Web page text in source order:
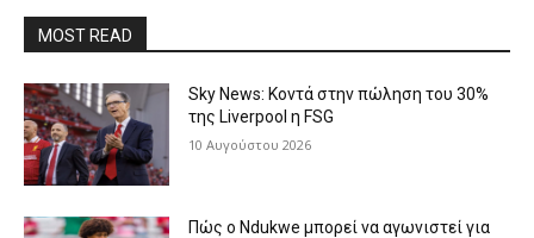
MOST READ
Sky News: Κοντά στην πώληση του 30%
της Liverpool η FSG
10 Αυγούστου 2026
Πώς ο Ndukwe μπορεί να αγωνιστεί για